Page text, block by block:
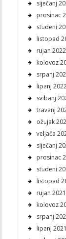
siječanj
prosinac
studeni
listopad
rujan 2022
kolovoz
srpanj
lipanj
svibanj
travanj
ožujak
veljača
siječanj
prosinac
studeni
listopad
rujan 2021
kolovoz
srpanj
lipanj 2021